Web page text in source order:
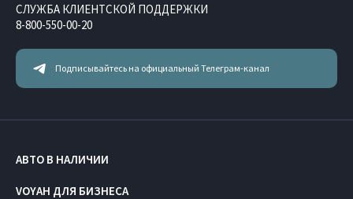
Подписывайтесь на официальный Телеграм-канал
СЛУЖБА КЛИЕНТСКОЙ ПОДДЕРЖКИ
8-800-550-00-20
АВТО В НАЛИЧИИ
VOYAH ДЛЯ БИЗНЕСА